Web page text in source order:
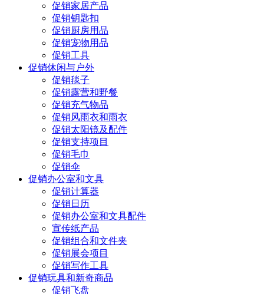
促销家居产品
促销钥匙扣
促销厨房用品
促销宠物用品
促销工具
促销休闲与户外
促销毯子
促销露营和野餐
促销充气物品
促销风雨衣和雨衣
促销太阳镜及配件
促销支持项目
促销毛巾
促销伞
促销办公室和文具
促销计算器
促销日历
促销办公室和文具配件
宣传纸产品
促销组合和文件夹
促销展会项目
促销写作工具
促销玩具和新奇商品
促销飞盘